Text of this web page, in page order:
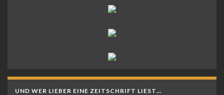
UND WER LIEBER EINE ZEITSCHRIFT LIEST…